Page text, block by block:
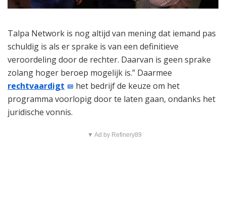
Talpa Network is nog altijd van mening dat iemand pas
schuldig is als er sprake is van een definitieve
veroordeling door de rechter. Daarvan is geen sprake
zolang hoger beroep mogelijk is.” Daarmee
rechtvaardigt
het bedrijf de keuze om het
programma voorlopig door te laten gaan, ondanks het
juridische vonnis.
▼ Ad by Refinery89